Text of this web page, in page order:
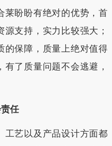
莱盼盼有绝对的优势，首
支持，实力比较强大；
的保障，质量上绝对值得
了质量问题不会逃避，
任
艺以及产品设计方面都